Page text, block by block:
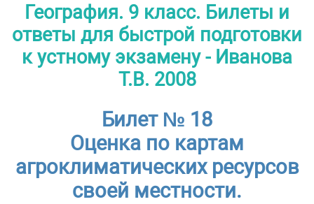
География. 9 класс. Билеты и
ответы для быстрой подготовки
к устному экзамену - Иванова
Т.В. 2008
Билет № 18
Оценка по картам
агроклиматических ресурсов
своей местности.